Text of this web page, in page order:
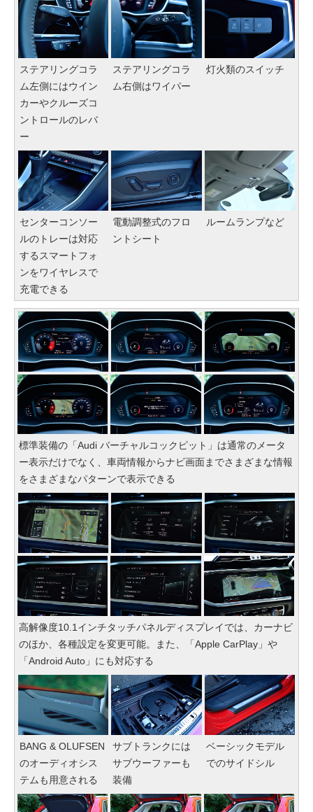
ステアリングコラ
ム左側にはウイン
カーやクルーズコ
ントロールのレバ
ー
ステアリングコラ
ム右側はワイパー
灯火類のスイッチ
センターコンソー
ルのトレーは対応
するスマートフォ
ンをワイヤレスで
充電できる
電動調整式のフロ
ントシート
ルームランプなど
標準装備の「Audi バーチャルコックピット」は通常のメータ
ー表示だけでなく、車両情報からナビ画面までさまざまな情報
をさまざまなパターンで表示できる
高解像度10.1インチタッチパネルディスプレイでは、カーナビ
のほか、各種設定を変更可能。また、「Apple CarPlay」や
「Android Auto」にも対応する
BANG & OLUFSEN
のオーディオシス
テムも用意される
サブトランクには
サブウーファーも
装備
ベーシックモデル
でのサイドシル